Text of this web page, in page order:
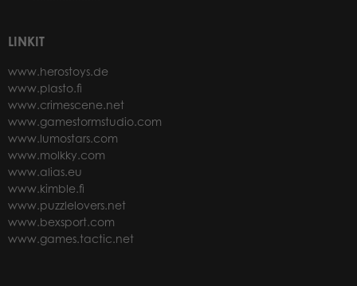
LINKIT
www.herostoys.de
www.plasto.fi
www.crimescene.net
www.gamestormstudio.com
www.lumostars.com
www.molkky.com
www.alias.eu
www.kimble.fi
www.puzzlelovers.net
www.bexsport.com
www.games.tactic.net